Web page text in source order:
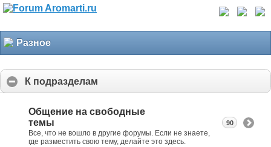
Разное
К подразделам
Общение на свободные
темы
Все, что не вошло в другие форумы. Если не знаете,
где разместить свою тему, делайте это здесь.
90